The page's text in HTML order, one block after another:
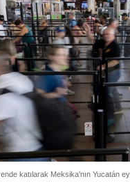
katılarak Meksika'nın Yucatán